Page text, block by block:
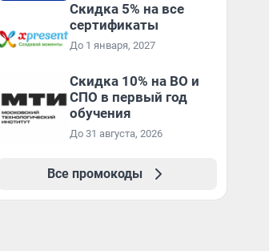
Скидка 5% на все
сертификаты
До 1 января, 2027
Скидка 10% на ВО и
СПО в первый год
обучения
До 31 августа, 2026
Все промокоды